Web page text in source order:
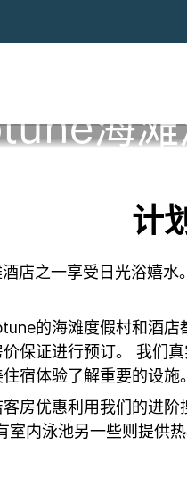
海滩
计
店之一享受日光浴嬉
的海滩度假村和酒
保证进行预订。 我们
宿体验了解重要的设
房优惠利用我们的进
室内泳池另一些则提供